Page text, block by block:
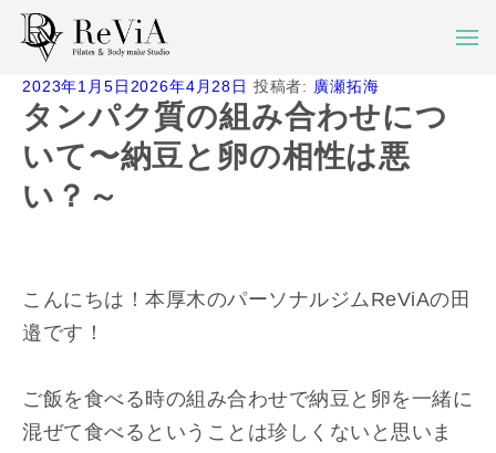
投
稿
日:
2023年1月5日 2026年4月28日 投稿者: 廣瀬拓海
タンパク質の組み合わせにつ
いて〜納豆と卵の相性は悪
い？～
こんにちは！本厚木のパーソナルジムReViAの田
邉です！
ご飯を食べる時の組み合わせで納豆と卵を一緒に
混ぜて食べるということは珍しくないと思いま